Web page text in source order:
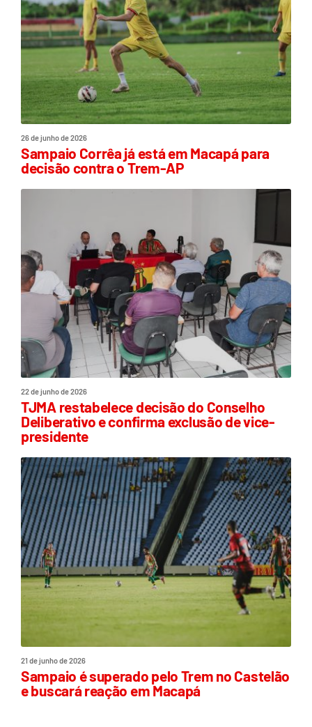
26 de junho de 2026
Sampaio Corrêa já está em Macapá para
decisão contra o Trem-AP
22 de junho de 2026
TJMA restabelece decisão do Conselho
Deliberativo e confirma exclusão de vice-
presidente
21 de junho de 2026
Sampaio é superado pelo Trem no Castelão
e buscará reação em Macapá